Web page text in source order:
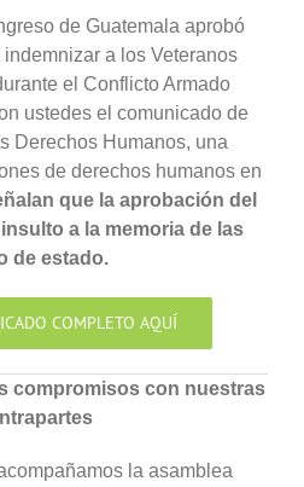
de Guatemala aprobó
a los Veteranos
el Conflicto Armado
ustedes el comunicado de
Derechos Humanos, una
de derechos humanos en
que la aprobación del
a la memoria de las
de estado.
COMPLETO AQUÍ
compromisos con nuestras
la asamblea